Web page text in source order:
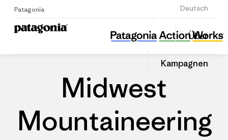
Patagonia Deutsch
Anmelden
Über
Kampagnen
Midwest Mountaineering
Diesen
Beitrag
Auf
teilen
Midwest
Mountaineering